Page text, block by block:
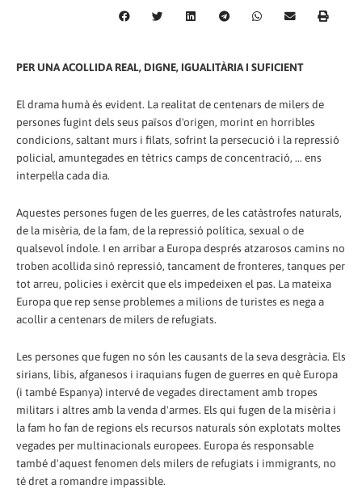
PER UNA ACOLLIDA REAL, DIGNE, IGUALITÀRIA I SUFICIENT
El drama humà és evident. La realitat de centenars de milers de
persones fugint dels seus països d'origen, morint en horribles
condicions, saltant murs i filats, sofrint la persecució i la repressió
policial, amuntegades en tètrics camps de concentració, ... ens
interpel·la cada dia.
Aquestes persones fugen de les guerres, de les catàstrofes naturals,
de la misèria, de la fam, de la repressió política, sexual o de
qualsevol índole. I en arribar a Europa després atzarosos camins no
troben acollida sinó repressió, tancament de fronteres, tanques per
tot arreu, policies i exèrcit que els impedeixen el pas. La mateixa
Europa que rep sense problemes a milions de turistes es nega a
acollir a centenars de milers de refugiats.
Les persones que fugen no són les causants de la seva desgràcia. Els
sirians, libis, afganesos i iraquians fugen de guerres en què Europa
(i també Espanya) intervé de vegades directament amb tropes
militars i altres amb la venda d'armes. Els qui fugen de la misèria i
la fam ho fan de regions els recursos naturals són explotats moltes
vegades per multinacionals europees. Europa és responsable
també d'aquest fenomen dels milers de refugiats i immigrants, no
té dret a romandre impassible.